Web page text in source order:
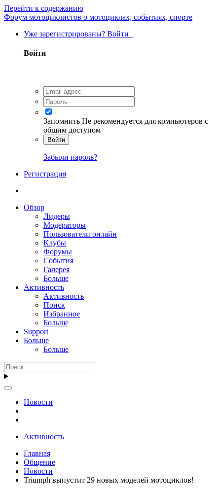
Перейти к содержанию
Форум мотоциклистов о мотоциклах, событиях, спорте
Уже зарегистрированы? Войти
Войти
Запомнить Не рекомендуется для компьютеров с
общим доступом
Войти
Забыли пароль?
Регистрация
Обзор
Лидеры
Модераторы
Пользователи онлайн
Клубы
Форумы
События
Галерея
Больше
Активность
Активность
Поиск
Избранное
Больше
Support
Больше
Больше
Новости
Активность
Главная
Общение
Новости
Triumph выпустит 29 новых моделей мотоциклов!